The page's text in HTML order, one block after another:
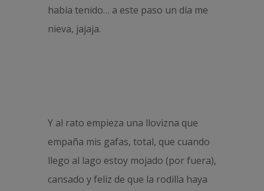
había tenido… a este paso un día me
nieva, jajaja.
Y al rato empieza una llovizna que
empaña mis gafas, total, que cuando
llego al lago estoy mojado (por fuera),
cansado y feliz de que la rodilla haya